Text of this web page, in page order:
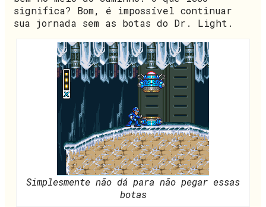
significa? Bom, é impossível continuar
sua jornada sem as botas do Dr. Light.
Simplesmente não dá para não pegar essas
botas